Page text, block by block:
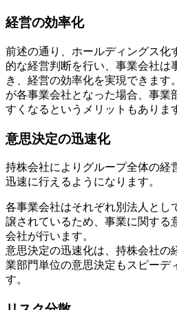
経営の効率化
前述の通り、ホールディングス化
的な経営判断を行い、事業会社は
き、経営の効率化を実現できます
が各事業会社となった場合、事業
すくなるというメリットもありま
意思決定の迅速化
持株会社によりグループ全体の経
迅速に行えるようになります。
各事業会社はそれぞれ別法人とし
譲されているため、事業に関する
会社が行います。
意思決定の迅速化は、持株会社の
業部門単位の意思決定もスピーデ
す。